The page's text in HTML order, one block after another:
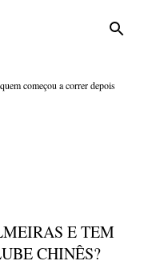
começou a correr depois
E TEM
CHINÊS?